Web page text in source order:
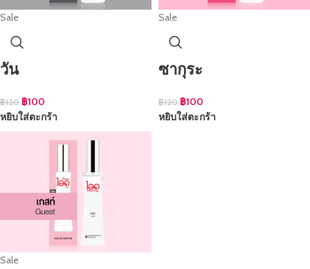
Sale
วัน
฿120 ฿100
หยิบใส่ตะกร้า
Sale
ซากุระ
฿120 ฿100
หยิบใส่ตะกร้า
Sale